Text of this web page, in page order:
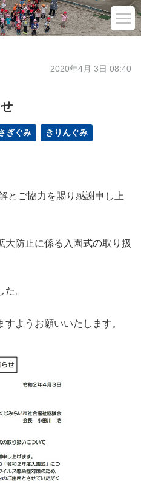
2020年4月 3日 08:40
ぎぐみ きりんぐみ
とご協力を賜り感謝申し上
大防止に係る入園式の取り扱
。
ようお願いいたします。